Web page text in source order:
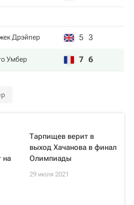
Дрэйпер 5 3
Умбер 7 6
на
Тарпищев верит в
выход Хачанова в финал
Олимпиады
29 июля 2021